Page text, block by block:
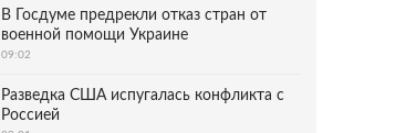
В Госдуме предрекли отказ стран от
военной помощи Украине
09:02
Разведка США испугалась конфликта с
Россией